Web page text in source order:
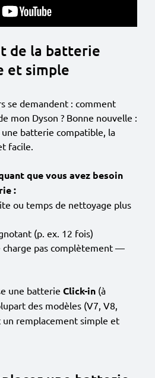
de la batterie
et simple
se demandent : comment
mon Dyson ? Bonne nouvelle :
batterie compatible, la
facile.
que vous avez besoin
:
ou temps de nettoyage plus
(p. ex. 12 fois)
charge pas complètement —
une batterie Click-in (à
des modèles (V7, V8,
remplacement simple et